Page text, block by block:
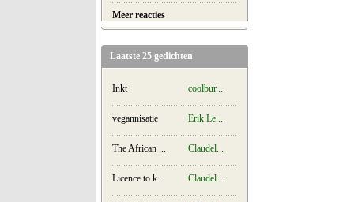
Meer reacties
Laatste 25 gedichten
Inkt coolbur...
vegannisatie Erik Le...
The African ... Claudel...
Licence to k... Claudel...